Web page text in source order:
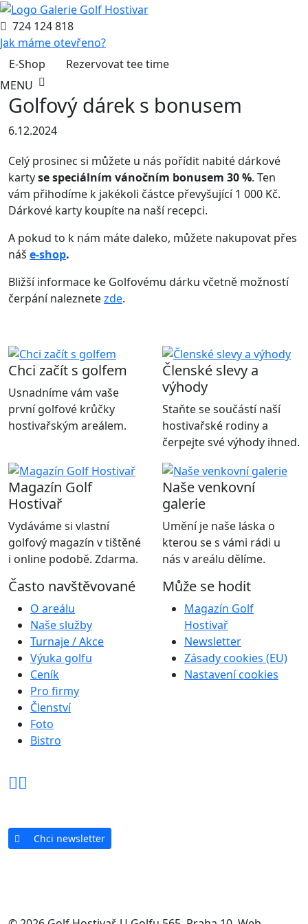
724 124 818
Jak máme otevřeno?
E-Shop
Rezervovat tee time
MENU
Golfový dárek s bonusem
6.12.2024
Celý prosinec si můžete u nás pořídit nabité dárkové
kartyse speciálním vánočním bonusem 30 %. Ten
vám přihodíme k jakékoli částce převyšující 1 000 Kč.
Dárkové karty koupíte na naší recepci.
A pokud to k nám máte daleko, můžete nakupovat přes
náš e-shop.
Bližší informace ke Golfovému dárku včetně možností
čerpání naleznetezde.
Chci začít s golfem
Usnadníme vám vaše
první golfové krůčky
hostivařským areálem.
Členské slevy a
výhody
Staňte se součástí naší
hostivařské rodiny a
čerpejte své výhody ihned.
Magazín Golf
Hostivař
Vydáváme si vlastní
golfový magazín v tištěné
i online podobě. Zdarma.
Naše venkovní
galerie
Umění je naše láska o
kterou se s vámi rádi u
nás v areálu dělíme.
Často navštěvované
O areálu
Naše služby
Turnaje / Akce
Výuka golfu
Ceník
Pro firmy
Členství
Foto
Bistro
Může se hodit
Magazín Golf
Hostivař
Newsletter
Zásady cookies (EU)
Nastavení cookies
Chci newsletter